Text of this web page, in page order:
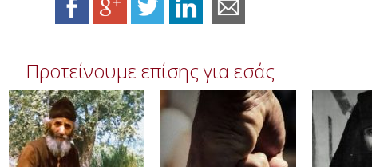
Προτείνουμε επίσης για εσάς